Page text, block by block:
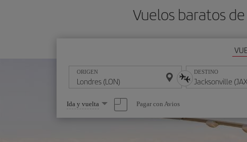
Vuelos baratos
ORIGEN DESTINO
Seleccione
una
opción
Ida y vuelta Pagar con Avios